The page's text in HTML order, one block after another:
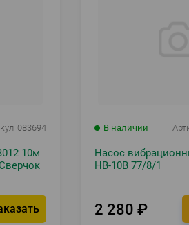
083694
10м
В наличии
Насос
НВ-10В 77/8/1
2 280 ₽